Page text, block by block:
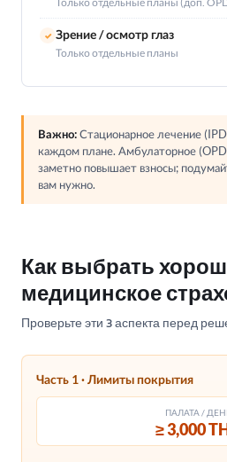
✓ Зрение / осмотр глаз
Только отдельные планы
Важно:Стационарное лечение
каждом плане. Амбулаторное
заметно повышает взносы;
вам нужно.
Как выбрать
медицинское
Проверьте эти 3 аспекта перед
Часть 1 · Лимиты покрытия
ПАЛАТА /
≥ 3,000